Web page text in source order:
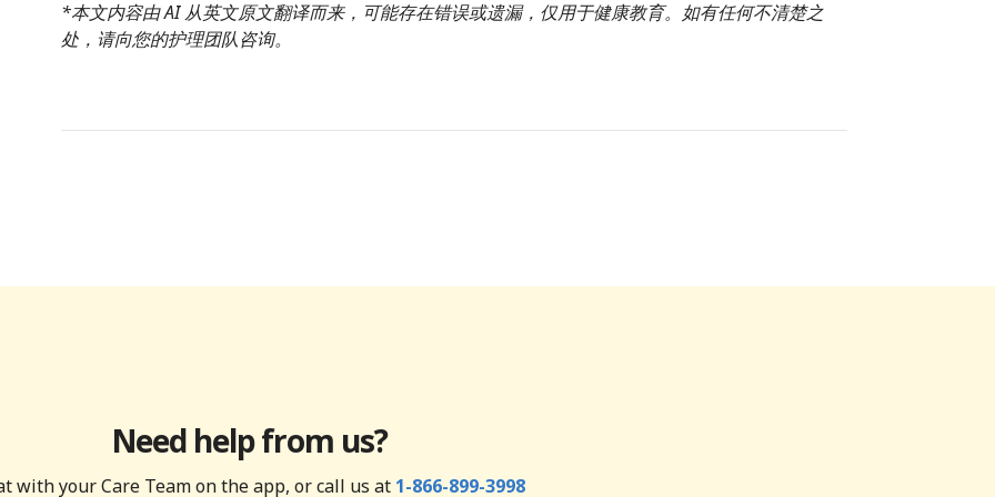
*本文内容由 AI 从英文原文翻译而来，可能存在错误或遗漏，仅用于健康教育。如有任何不清楚之
处，请向您的护理团队咨询。
Need help from us?
with your Care Team on the app, or call us at 1-866-899-3998